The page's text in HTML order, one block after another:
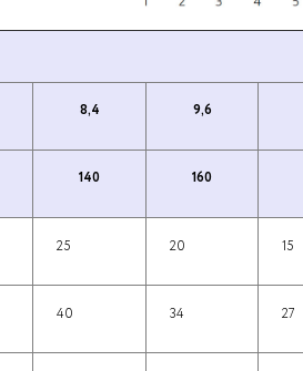
8,4 9,6
140 160
25 20 15
40 34 27